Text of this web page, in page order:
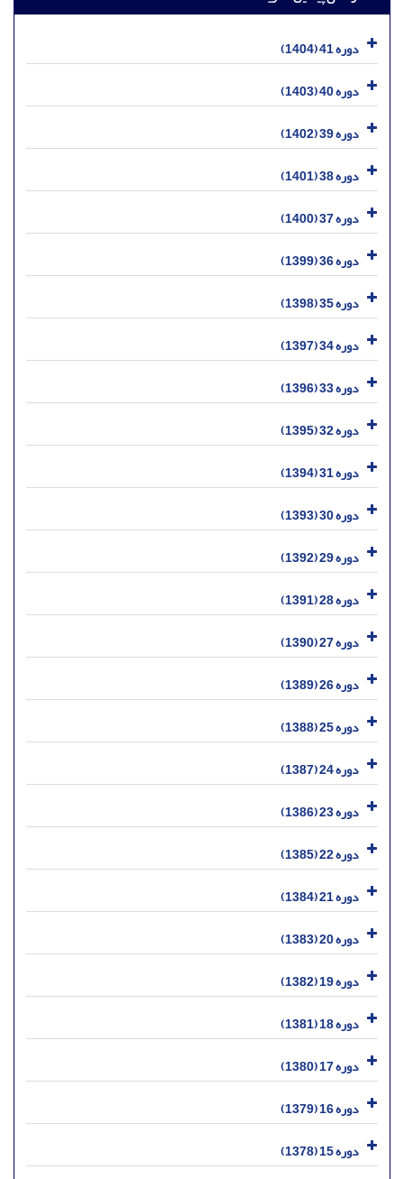
دوره 41 (1404)
دوره 40 (1403)
دوره 39 (1402)
دوره 38 (1401)
دوره 37 (1400)
دوره 36 (1399)
دوره 35 (1398)
دوره 34 (1397)
دوره 33 (1396)
دوره 32 (1395)
دوره 31 (1394)
دوره 30 (1393)
دوره 29 (1392)
دوره 28 (1391)
دوره 27 (1390)
دوره 26 (1389)
دوره 25 (1388)
دوره 24 (1387)
دوره 23 (1386)
دوره 22 (1385)
دوره 21 (1384)
دوره 20 (1383)
دوره 19 (1382)
دوره 18 (1381)
دوره 17 (1380)
دوره 16 (1379)
دوره 15 (1378)